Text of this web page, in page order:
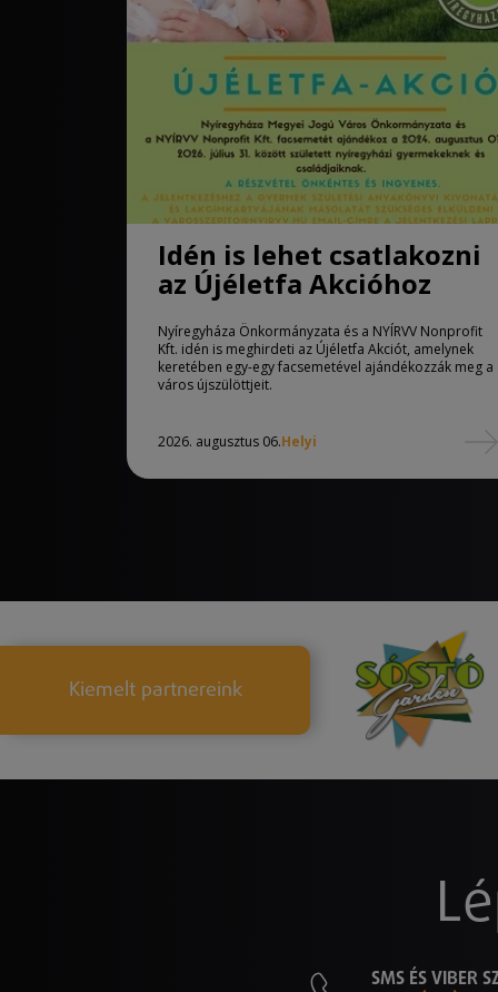
Idén is lehet csatlakozni
az Újéletfa Akcióhoz
Nyíregyháza Önkormányzata és a NYÍRVV Nonprofit
Kft. idén is meghirdeti az Újéletfa Akciót, amelynek
keretében egy-egy facsemetével ajándékozzák meg a
város újszülöttjeit.
2026. augusztus 06.Helyi
Kiemelt partnereink
SMS ÉS VIBER